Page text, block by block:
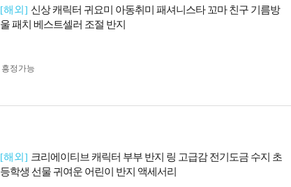
[해외] 신상 캐릭터 귀요미 아동취미 패셔니스타 꼬마 친구 기름방
울 패치 베스트셀러 조절 반지
흥정가능
[해외] 크리에이티브 캐릭터 부부 반지 링 고급감 전기도금 수지 초
등학생 선물 귀여운 어린이 반지 액세서리